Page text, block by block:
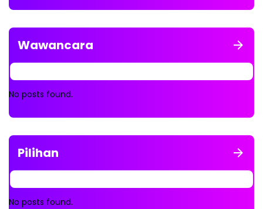
Wawancara
No posts found.
Pilihan
No posts found.